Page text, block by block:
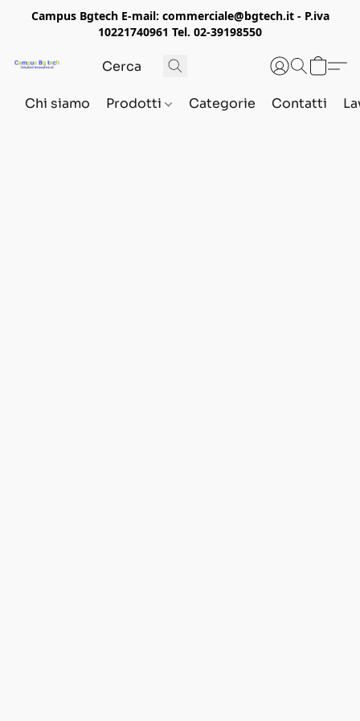
Campus Bgtech E-mail: commerciale@bgtech.it - P.iva
10221740961 Tel. 02-39198550
Chi siamo Prodotti Categorie Contatti